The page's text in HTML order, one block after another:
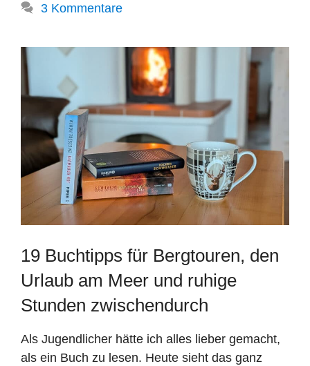
3 Kommentare
19 Buchtipps für Bergtouren, den
Urlaub am Meer und ruhige
Stunden zwischendurch
Als Jugendlicher hätte ich alles lieber gemacht,
als ein Buch zu lesen. Heute sieht das ganz